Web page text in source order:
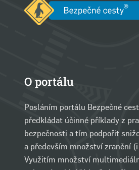
O portálu
Posláním portálu Bezpečné
předkládat účinné příklady z
bezpečnosti a tím podpořit
a především množství zranění
Využitím množství